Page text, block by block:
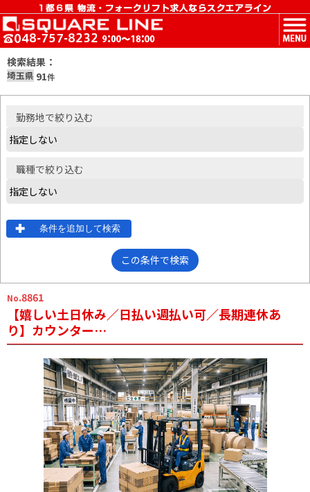
MENU
検索結果：
埼玉県 91件
勤務地で絞り込む
職種で絞り込む
条件を追加して検索
この条件で検索
No.8861
【嬉しい土日休み／日払い週払い可／長期連休あ
り】カウンター…